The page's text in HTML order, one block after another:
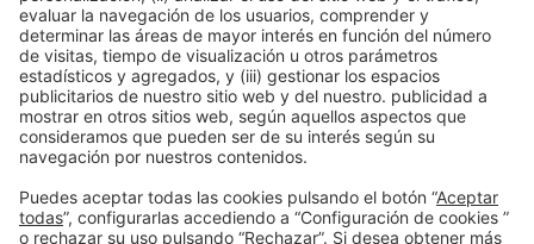
legal
de privacidad
de cookies